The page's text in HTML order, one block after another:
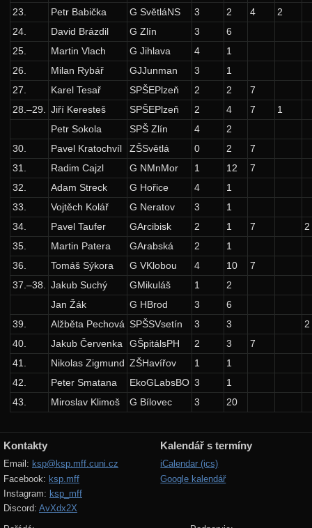
23.
Petr Babička G SvětláNS 3 2 4
2
24.
David Brázdil G Zlín 3
6
25.
Martin Vlach G Jihlava 4
1
26.
Milan Rybář GJJunman 3
1
27.
Karel Tesař SPŠEPlzeň 2 2
7
28.–29. Jiří Keresteš SPŠEPlzeň 2 4 7
1
Petr Sokola
SPŠ Zlín 4
2
30.
Pavel Kratochvíl ZŠSvětlá 0 2
7
31.
Radim Cajzl G NMnMor 1 12
7
32.
Adam Streck G Hořice 4
1
33.
Vojtěch Kolář G Neratov 3
1
34.
Pavel Taufer GArcibisk 2 1 7
2
35.
Martin Patera GArabská 2
1
36.
Tomáš Sýkora G VKlobou 4 10
7
37.–38. Jakub Suchý GMikuláš 1
2
Jan Žák
G HBrod 3
6
39.
Alžběta Pechová SPŠSVsetín 3 3
2
40.
Jakub Červenka GŠpitálsPH 2 3
7
41.
Nikolas Zigmund ZŠHavířov 1
1
42.
Peter Smatana EkoGLabsBO 3
1
43.
Miroslav Klimoš G Bílovec 3 20
20. ročník: 07/08
Zadání 1. série
Řešení
Výsledky
Zadání 2. série
Řešení
Výsledky
Zadání 3. série
Řešení
Výsledky
Zadání 4. série
Řešení
Výsledky
Zadání 5. série
Řešení
Výsledky
Kuchařky
Třídění
Halda a cesty
Vyhledávací stromy
19. ročník: 06/07
Kontakty
Email: ksp@ksp.mff.cuni.cz
Facebook: ksp.mff
Instagram: ksp_mff
Discord: AvXdx2X
Kalendář s termíny
iCalendar (ics)
Google kalendář